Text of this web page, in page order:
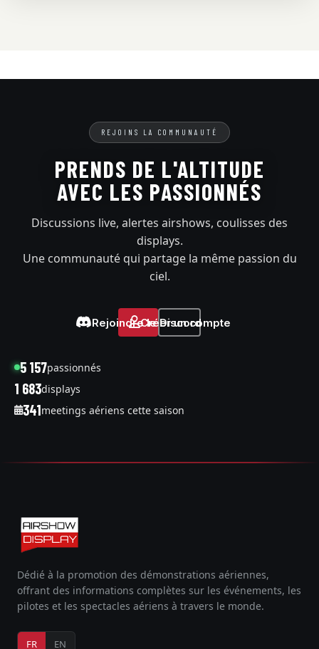
REJOINS LA COMMUNAUTÉ
PRENDS DE L'ALTITUDE
AVEC LES PASSIONNÉS
Discussions live, alertes airshows, coulisses des
displays.
Une communauté qui partage la même passion du
ciel.
Rejoindre le Discord
Créer un compte
5 157passionnés
1 683displays
341meetings aériens cette saison
Dédié à la promotion des démonstrations aériennes,
offrant des informations complètes sur les événements, les
pilotes et les spectacles aériens à travers le monde.
FR EN